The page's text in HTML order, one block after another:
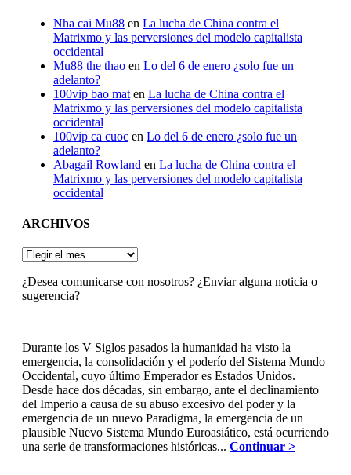
Nha cai Mu88 en La lucha de China contra el
Matrixmo y las perversiones del modelo capitalista
occidental
Mu88 the thao en Lo del 6 de enero ¿solo fue un
adelanto?
100vip bao mat en La lucha de China contra el
Matrixmo y las perversiones del modelo capitalista
occidental
100vip ca cuoc en Lo del 6 de enero ¿solo fue un
adelanto?
Abagail Rowland en La lucha de China contra el
Matrixmo y las perversiones del modelo capitalista
occidental
ARCHIVOS
ARCHIVOS
¿Desea comunicarse con nosotros? ¿Enviar alguna noticia o
sugerencia?
Durante los V Siglos pasados la humanidad ha visto la
emergencia, la consolidación y el poderío del Sistema Mundo
Occidental, cuyo último Emperador es Estados Unidos.
Desde hace dos décadas, sin embargo, ante el declinamiento
del Imperio a causa de su abuso excesivo del poder y la
emergencia de un nuevo Paradigma, la emergencia de un
plausible Nuevo Sistema Mundo Euroasiático, está ocurriendo
una serie de transformaciones históricas... Continuar >